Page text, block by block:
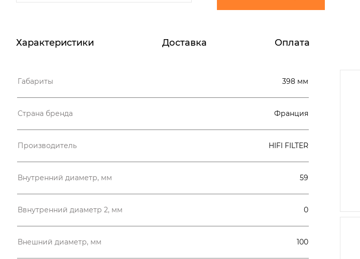
Характеристики Доставка Оплата
Габариты 398 мм
Страна бренда Франция
Производитель HIFI FILTER
Внутренний диаметр, мм 59
Ввнутренний диаметр 2, мм 0
Внешний диаметр, мм 100